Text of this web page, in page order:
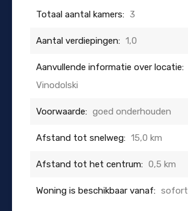
Totaal aantal kamers: 3
Aantal verdiepingen: 1,0
Aanvullende informatie over locatie:
Vinodolski
Voorwaarde: goed onderhouden
Afstand tot snelweg: 15,0 km
Afstand tot het centrum: 0,5 km
Woning is beschikbaar vanaf: sofort